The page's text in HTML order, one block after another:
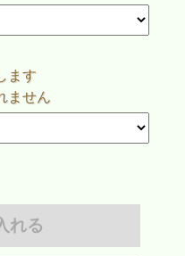
ます
ません